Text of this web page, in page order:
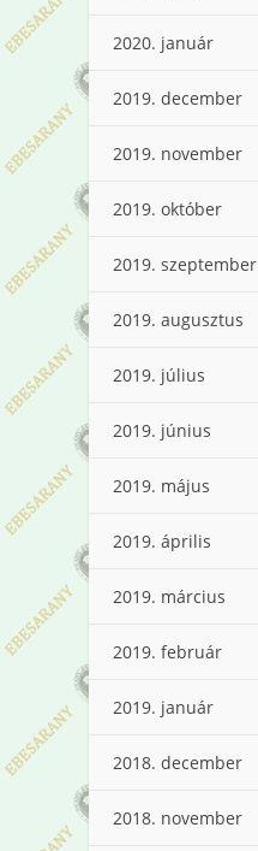
2020. január
2019. december
2019. november
2019. október
2019. szeptember
2019. augusztus
2019. július
2019. június
2019. május
2019. április
2019. március
2019. február
2019. január
2018. december
2018. november